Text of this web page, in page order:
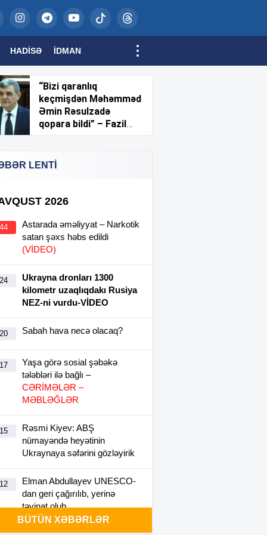
HADISƏ İDMAN
“Bizi qaranlıq
keçmişdən Məhəmməd
Əmin Rəsulzadə
qopara bildi” – Fazil
LENTİ
2026
Astarada əməliyyat – Narkotik
satan şəxs həbs edildi
(VİDEO)
Ukrayna dronları 1300
kilometr uzaqlıqdakı Rusiya
NEZ-ni vurdu-VİDEO
Sabah hava necə olacaq?
Yaşa görə sosial şəbəkə
tələbləri ilə bağlı –
CƏRİMƏLƏR –
MƏBLƏĞLƏR
Rəsmi Kiyev: ABŞ
nümayəndə heyətinin
Ukraynaya səfərini gözləyirik
Elman Abdullayev UNESCO-
dan geri çağırılıb, yerinə
təyinat olub
BÜTÜN XƏBƏRLƏR